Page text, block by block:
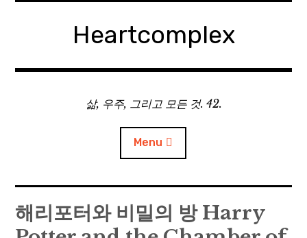
Heartcomplex
삶, 우주, 그리고 모든 것. 42.
Menu
홈
해리포터와 비밀의 방 Harry